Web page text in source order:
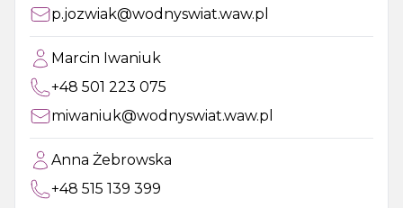
p.jozwiak@wodnyswiat.waw.pl
Marcin Iwaniuk
+48 501 223 075
miwaniuk@wodnyswiat.waw.pl
Anna Żebrowska
+48 515 139 399